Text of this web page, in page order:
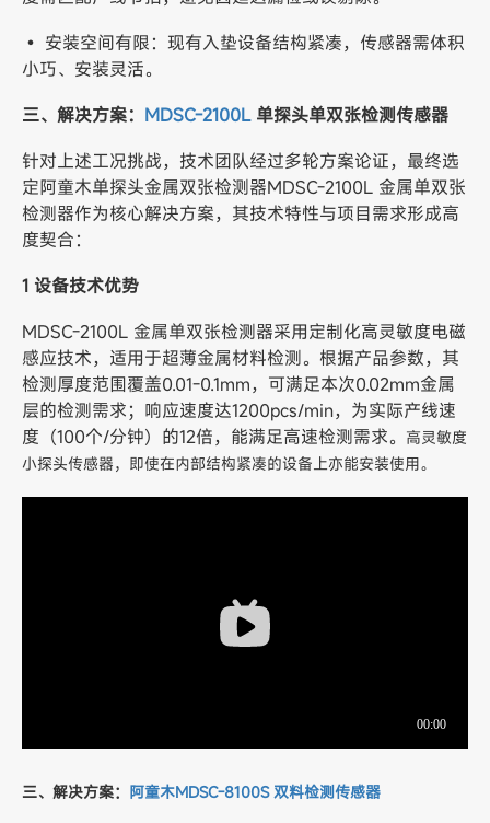
• 安装空间有限：现有入垫设备结构紧凑，传感器需体积
小巧、安装灵活。
三、解决方案： MDSC-2100L单探头单双张检测传感器
针对上述工况挑战，技术团队经过多轮方案论证，最终选
定阿童木单探头金属双张检测器MDSC-2100L 金属单双张
检测器作为核心解决方案，其技术特性与项目需求形成高
度契合：
1 设备技术优势
MDSC-2100L 金属单双张检测器采用定制化高灵敏度电磁
感应技术，适用于超薄金属材料检测。根据产品参数，其
检测厚度范围覆盖0.01-0.1mm，可满足本次0.02mm金属
层的检测需求；响应速度达1200pcs/min，为实际产线速
度（100个/分钟）的12倍，能满足高速检测需求。 高灵敏度
小探头传感器，即使在内部结构紧凑的设备上亦能安装使用。
三、解决方案： 阿童木MDSC-8100S 双料检测传感器